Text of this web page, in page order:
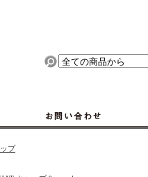
プ